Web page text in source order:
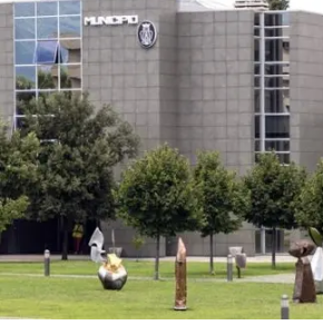
SANITÀ
SPORT
CULTURA
AMBIENTE
Streaming
LAC TV
LAC NETWORK
LAC ONAIR